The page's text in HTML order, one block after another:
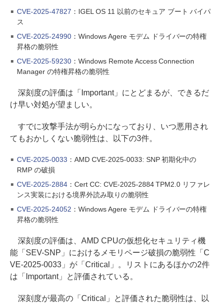
CVE-2025-47827 ：IGEL OS 11 以前のセキュア ブート バイパ
ス
CVE-2025-24990：Windows Agere モデム ドライバーの特権
昇格の脆弱性
CVE-2025-59230：Windows Remote Access Connection
Manager の特権昇格の脆弱性
深刻度の評価は「Important」にとどまるが、できるだ
け早い対処が望ましい。
すでに攻撃手法が明らかになっており、いつ悪用され
てもおかしくない脆弱性は、以下の3件。
CVE-2025-0033 ：AMD CVE-2025-0033: SNP 初期化中の
RMP の破損
CVE-2025-2884：Cert CC: CVE-2025-2884 TPM2.0 リファレ
ンス実装における境界外読み取りの脆弱性
CVE-2025-24052 ：Windows Agere モデム ドライバーの特権
昇格の脆弱性
深刻度の評価は、AMD CPUの仮想化セキュリティ機
能「SEV-SNP」におけるメモリページ破損の脆弱性「C
VE-2025-0033」が「Critical」。リストにあるほかの2件
は「Important」と評価されている。
深刻度が最高の「Critical」と評価された脆弱性は、以